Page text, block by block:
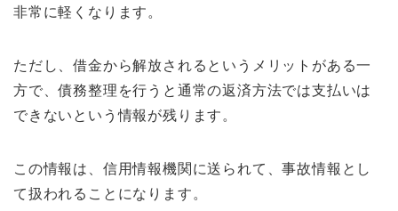
非常に軽くなります。
ただし、借金から解放されるというメリットがある一
方で、債務整理を行うと通常の返済方法では支払いは
できないという情報が残ります。
この情報は、信用情報機関に送られて、事故情報とし
て扱われることになります。